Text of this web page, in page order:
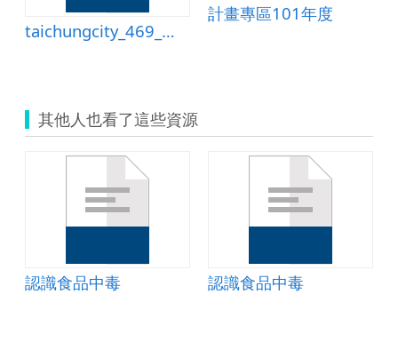
taichungcity_469_教案.doc
計畫專區101年度
其他人也看了這些資源
認識食品中毒 認識食品中毒